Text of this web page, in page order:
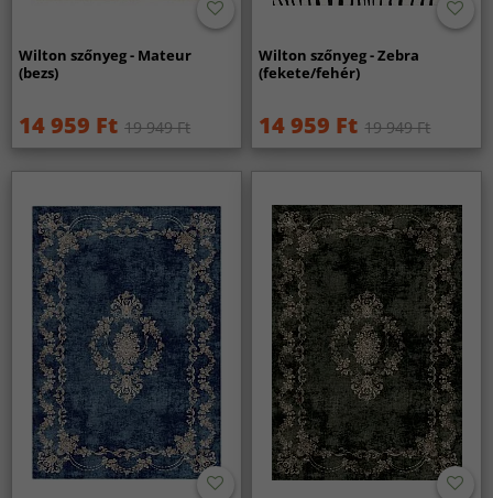
Wilton szőnyeg - Mateur
(bezs)
14 959 Ft 19 949 Ft
Wilton szőnyeg - Zebra
(fekete/fehér)
14 959 Ft 19 949 Ft